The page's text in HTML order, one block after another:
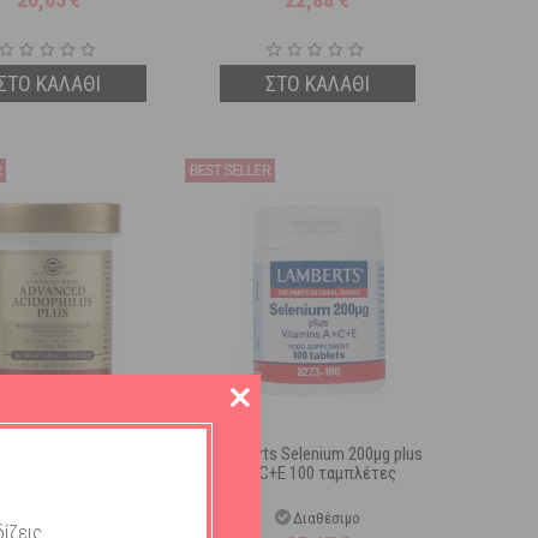
ΚΑΛΑΘΙ ΣΤΟ ΚΑΛΑΘΙ
Lamberts Selenium 200μg plus
A+C+E 100 ταμπλέτες
Διαθέσιμο